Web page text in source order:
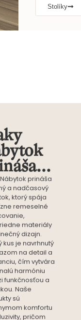
Stolíky
prináša
a nadčasový
ktorý spája
remeselné
materiály
dizajn.
kus je navrhnutý
na detail a
čím vytvára
harmóniu
funkčnosťou a
Naše
sú
komfortu
pričom